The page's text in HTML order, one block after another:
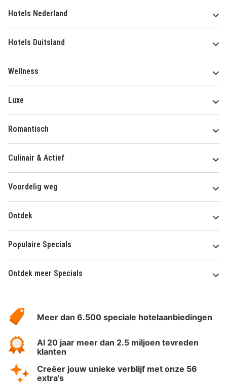
Hotels Nederland
Hotels Duitsland
Wellness
Luxe
Romantisch
Culinair & Actief
Voordelig weg
Ontdek
Populaire Specials
Ontdek meer Specials
HotelSpecials
Meer dan 6.500 speciale hotelaanbiedingen
Al 20 jaar meer dan 2.5 miljoen tevreden
klanten
Creëer jouw unieke verblijf met onze 56
extra's